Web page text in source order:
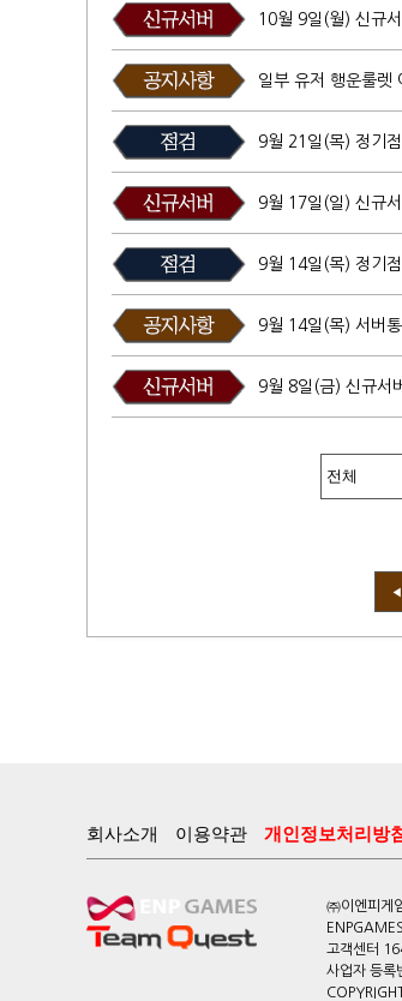
10월 9일(월) 신규
일부 유저 행운룰렛
9월 21일(목) 정기
9월 17일(일) 신규
9월 14일(목) 정기
9월 14일(목) 서버
9월 8일(금) 신규서
◀
회사소개 이용약관 개인정보처리방
㈜이엔피게
ENPGAMES
고객센터
사업자 등